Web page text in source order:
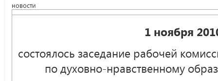
новости
1 ноября
состоялось заседание рабочей
по духовно-нравственному